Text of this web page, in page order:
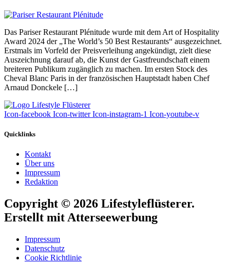
Das Pariser Restaurant Plénitude wurde mit dem Art of Hospitality
Award 2024 der „The World’s 50 Best Restaurants“ ausgezeichnet.
Erstmals im Vorfeld der Preisverleihung angekündigt, zielt diese
Auszeichnung darauf ab, die Kunst der Gastfreundschaft einem
breiteren Publikum zugänglich zu machen. Im ersten Stock des
Cheval Blanc Paris in der französischen Hauptstadt haben Chef
Arnaud Donckele […]
Icon-facebook Icon-twitter Icon-instagram-1 Icon-youtube-v
Quicklinks
Kontakt
Über uns
Impressum
Redaktion
Copyright © 2026 Lifestyleflüsterer.
Erstellt mit Atterseewerbung
Impressum
Datenschutz
Cookie Richtlinie